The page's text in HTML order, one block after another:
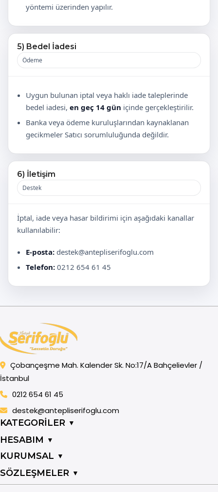
yöntemi üzerinden yapılır.
5) Bedel İadesi
Ödeme
Uygun bulunan iptal veya haklı iade taleplerinde
bedel iadesi, en geç 14 gün içinde gerçekleştirilir.
Banka veya ödeme kuruluşlarından kaynaklanan
gecikmeler Satıcı sorumluluğunda değildir.
6) İletişim
Destek
İptal, iade veya hasar bildirimi için aşağıdaki kanallar
kullanılabilir:
E-posta: destek@antepliserifoglu.com
Telefon: 0212 654 61 45
Çobançeşme Mah. Kalender Sk. No:17/A Bahçelievler /
İstanbul
0212 654 61 45
destek@antepliserifoglu.com
KATEGORİLER ▼
HESABIM ▼
KURUMSAL ▼
SÖZLEŞMELER ▼